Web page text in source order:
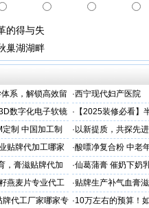
的得与失
巢湖湖畔
系，解锁高效留
·西宁现代妇产医院
数字化电子软镜 · 【2025装修必看
你省下3万冤枉钱！
制 中国加工制
· 以新提质，共探先
贴牌代加工哪家
·酸嘌净复合粉 中老
，膏滋贴牌代加
·仙葛蒲膏 催奶下奶
家
燕麦片专业代工
·贴牌生产补气血膏
牌代工厂家哪家专 ·10万左右的预算！